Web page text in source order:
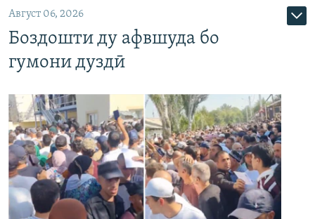
Август 06, 2026
Боздошти ду афвшуда бо
гумони дуздӣ